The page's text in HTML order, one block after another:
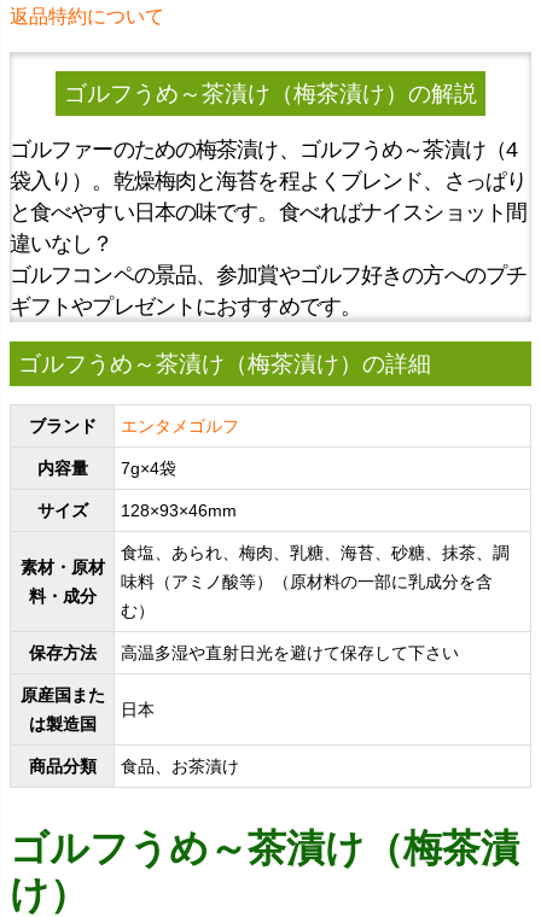
返品特約について
ゴルフうめ～茶漬け（梅茶漬け） の解説
ゴルファーのための梅茶漬け、ゴルフうめ～茶漬け（4
袋入り）。乾燥梅肉と海苔を程よくブレンド、さっぱり
と食べやすい日本の味です。食べればナイスショット間
違いなし？
ゴルフコンペの景品、参加賞やゴルフ好きの方へのプチ
ギフトやプレゼントにおすすめです。
ゴルフうめ～茶漬け（梅茶漬け）の詳細
ブランド エンタメゴルフ
内容量 7g×4袋
サイズ 128×93×46mm
素材・原材
料・成分
食塩、あられ、梅肉、乳糖、海苔、砂糖、抹茶、調
味料（アミノ酸等）（原材料の一部に乳成分を含
む）
保存方法 高温多湿や直射日光を避けて保存して下さい
原産国また
は製造国
日本
商品分類 食品、お茶漬け
ゴルフうめ～茶漬け（梅茶漬
け）